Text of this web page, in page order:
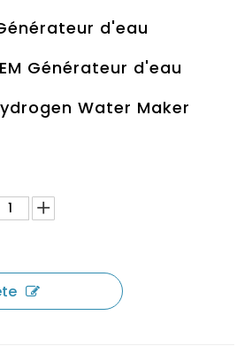
d'eau
Générateur d'eau
Water Maker